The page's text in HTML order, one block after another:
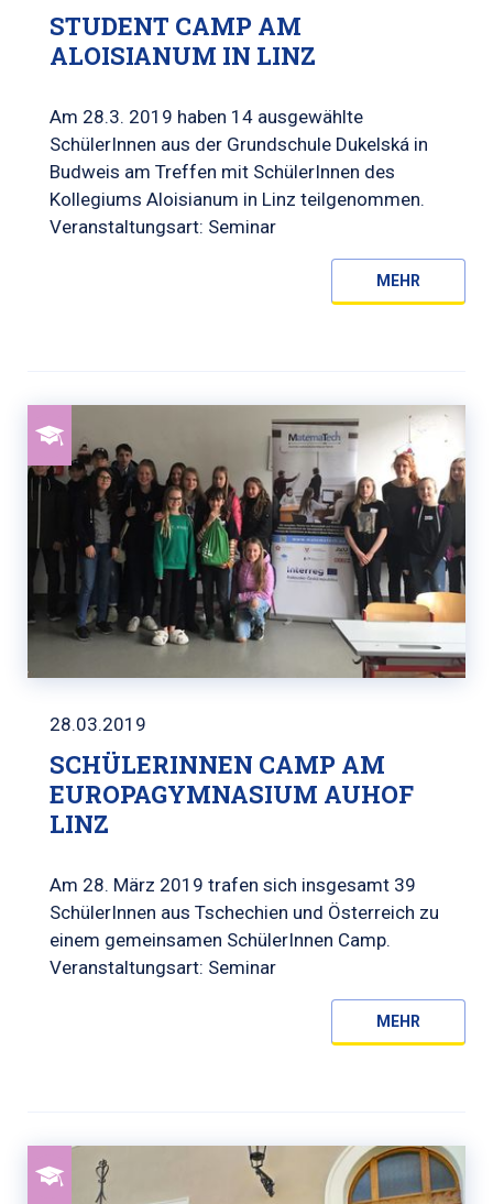
STUDENT CAMP AM
ALOISIANUM IN LINZ
Am 28.3. 2019 haben 14 ausgewählte
SchülerInnen aus der Grundschule Dukelská in
Budweis am Treffen mit SchülerInnen des
Kollegiums Aloisianum in Linz teilgenommen.
Veranstaltungsart: Seminar
MEHR
28.03.2019
SCHÜLERINNEN CAMP AM
EUROPAGYMNASIUM AUHOF
LINZ
Am 28. März 2019 trafen sich insgesamt 39
SchülerInnen aus Tschechien und Österreich zu
einem gemeinsamen SchülerInnen Camp.
Veranstaltungsart: Seminar
MEHR